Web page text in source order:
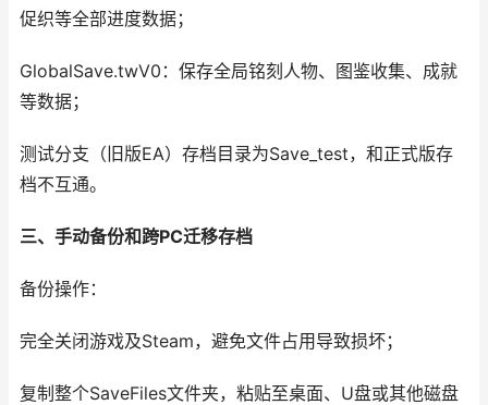
促织等全部进度数据；
GlobalSave.twV0：保存全局铭刻人物、图鉴收集、成就
等数据；
测试分支（旧版EA）存档目录为Save_test，和正式版存
档不互通。
三、手动备份和跨PC迁移存档
备份操作：
完全关闭游戏及Steam，避免文件占用导致损坏；
复制整个SaveFiles文件夹，粘贴至桌面、U盘或其他磁盘